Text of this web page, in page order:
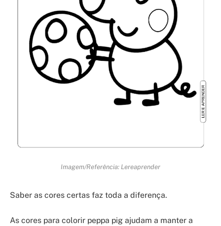
Imagem/Referência: Lereaprender
Saber as cores certas faz toda a diferença.
As cores para colorir peppa pig ajudam a manter a